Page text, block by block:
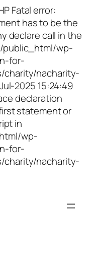
Fatal error:
has to be the
declare call in the
public_html/wp-
for-
nacharity-
2025 15:24:49
declaration
statement or
in
wp-
for-
nacharity-